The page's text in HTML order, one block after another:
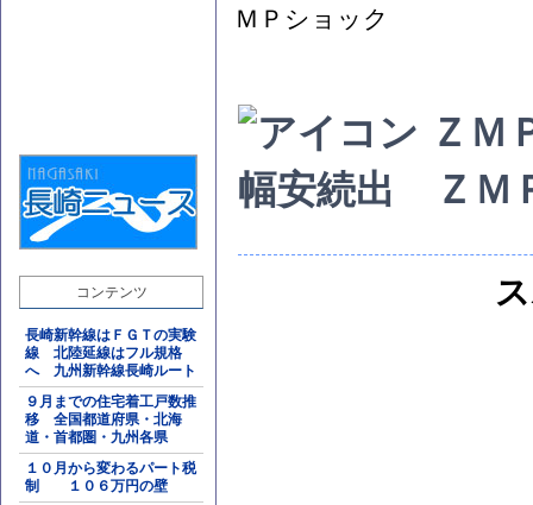
コンテンツ
長崎新幹線はＦＧＴの実験
線 北陸延線はフル規格
へ 九州新幹線長崎ルート
９月までの住宅着工戸数推
移 全国都道府県・北海
道・首都圏・九州各県
１０月から変わるパート税
制 １０６万円の壁
ＭＰショック
ＺＭ
幅安続出 ＺＭ